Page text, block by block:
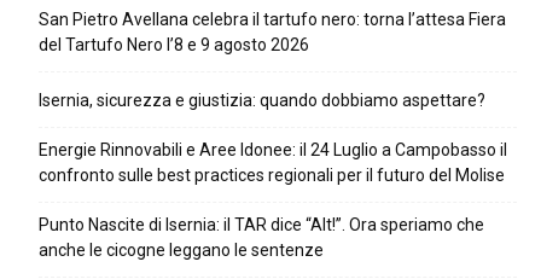
San Pietro Avellana celebra il tartufo nero: torna l’attesa Fiera
del Tartufo Nero l’8 e 9 agosto 2026
Isernia, sicurezza e giustizia: quando dobbiamo aspettare?
Energie Rinnovabili e Aree Idonee: il 24 Luglio a Campobasso il
confronto sulle best practices regionali per il futuro del Molise
Punto Nascite di Isernia: il TAR dice “Alt!”. Ora speriamo che
anche le cicogne leggano le sentenze